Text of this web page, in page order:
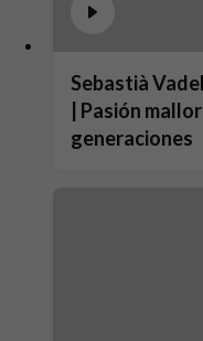
Sebastià
| Pasión
generaciones